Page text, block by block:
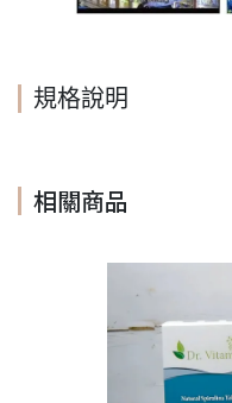
規格說明
相關商品